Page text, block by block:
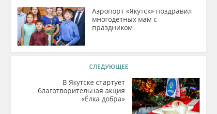
Аэропорт «Якутск» поздравил
многодетных мам с
праздником
СЛЕДУЮЩЕЕ
В Якутске стартует
благотворительная акция
«Ёлка добра»